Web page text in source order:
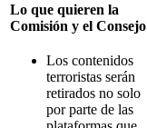
Lo que quieren la
Comisión y el Consejo
Los contenidos
terroristas serán
retirados no solo
por parte de las